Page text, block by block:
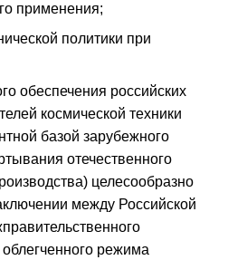
применения;
политики при
обеспечения российских
космической техники
базой зарубежного
отечественного
целесообразно
между Российской
режима